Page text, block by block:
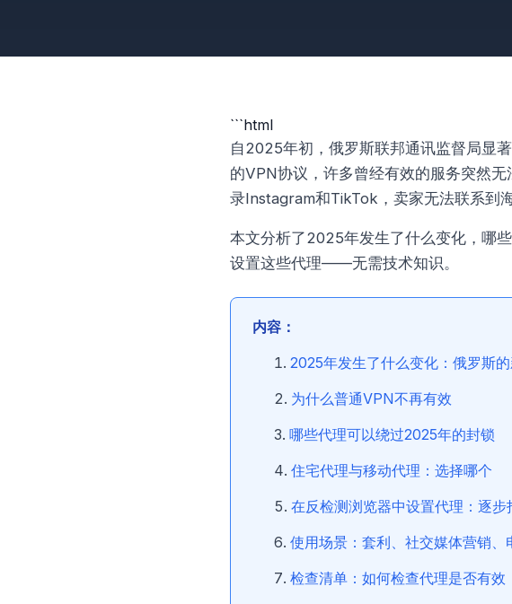
```html
自2025年初，俄罗斯联邦通讯监督局显
的VPN协议，许多曾经有效的服务突然
录Instagram和TikTok，卖家无法联系到海
本文分析了2025年发生了什么变化，哪
设置这些代理——无需技术知识。
内容：
2025年发生了什么变化：俄罗斯
为什么普通VPN不再有效
哪些代理可以绕过2025年的封锁
住宅代理与移动代理：选择哪个
在反检测浏览器中设置代理：逐步
使用场景：套利、社交媒体营销、
检查清单：如何检查代理是否有效